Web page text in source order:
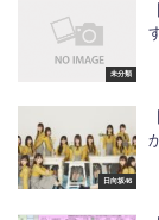
未分類
日向坂46